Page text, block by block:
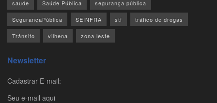
saude Saúde Pública segurança pública
SegurançaPública SEINFRA stf tráfico de drogas
Trânsito vilhena zona leste
Newsletter
Cadastrar E-mail:
Seu e-mail aqui